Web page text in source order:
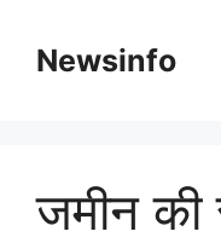
contentNewsinfo
जमीन की